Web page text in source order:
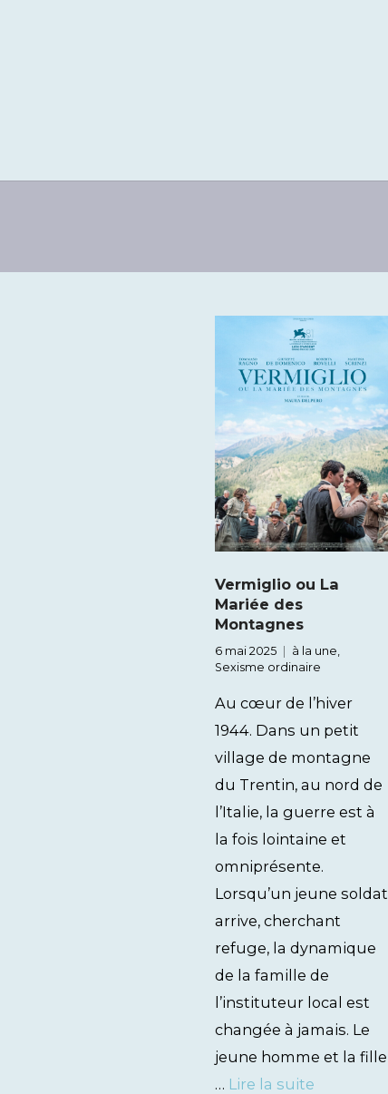
Vermiglio ou La
Mariée des
Montagnes
6 mai 2025 à la une,
Sexisme ordinaire
Au cœur de l’hiver
1944. Dans un petit
village de montagne
du Trentin, au nord de
l’Italie, la guerre est à
la fois lointaine et
omniprésente.
Lorsqu’un jeune soldat
arrive, cherchant
refuge, la dynamique
de la famille de
l’instituteur local est
changée à jamais. Le
jeune homme et la fille
… Lire la suite